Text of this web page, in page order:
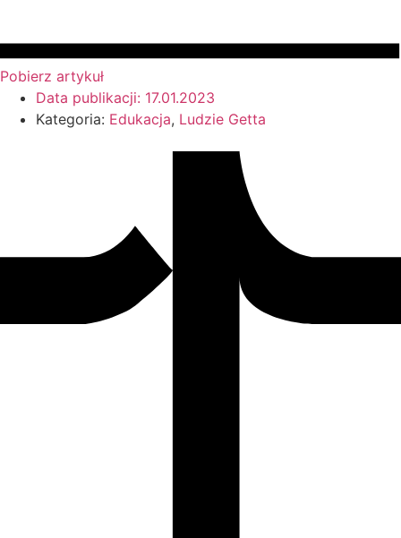
Pobierz artykuł
Data publikacji: 17.01.2023
Kategoria: Edukacja, Ludzie Getta